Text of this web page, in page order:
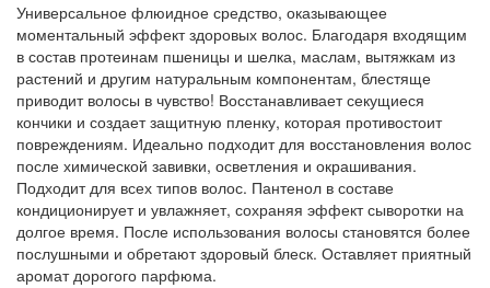
Универсальное флюидное средство, оказывающее
моментальный эффект здоровых волос. Благодаря входящим
в состав протеинам пшеницы и шелка, маслам, вытяжкам из
растений и другим натуральным компонентам, блестяще
приводит волосы в чувство! Восстанавливает секущиеся
кончики и создает защитную пленку, которая противостоит
повреждениям. Идеально подходит для восстановления волос
после химической завивки, осветления и окрашивания.
Подходит для всех типов волос. Пантенол в составе
кондиционирует и увлажняет, сохраняя эффект сыворотки на
долгое время. После использования волосы становятся более
послушными и обретают здоровый блеск. Оставляет приятный
аромат дорогого парфюма.